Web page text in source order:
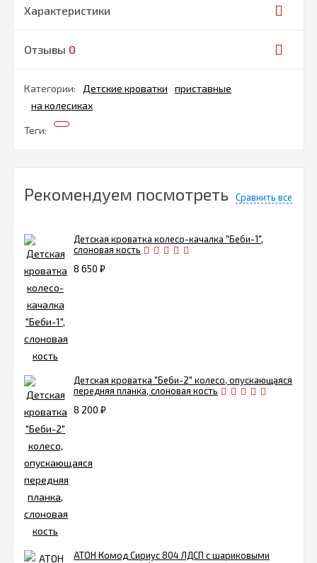
Характеристики
Отзывы 0
Категории: Детские кроватки
приставные
на колесиках
Теги:
Рекомендуем посмотреть Сравнить все
Детская кроватка колесо-качалка "Беби-1",
слоновая кость
8 650 ₽
Детская кроватка "Беби-2" колесо, опускающаяся
передняя планка, слоновая кость
8 200 ₽
АТОН Комод Сириус 804 ЛДСП с шариковыми